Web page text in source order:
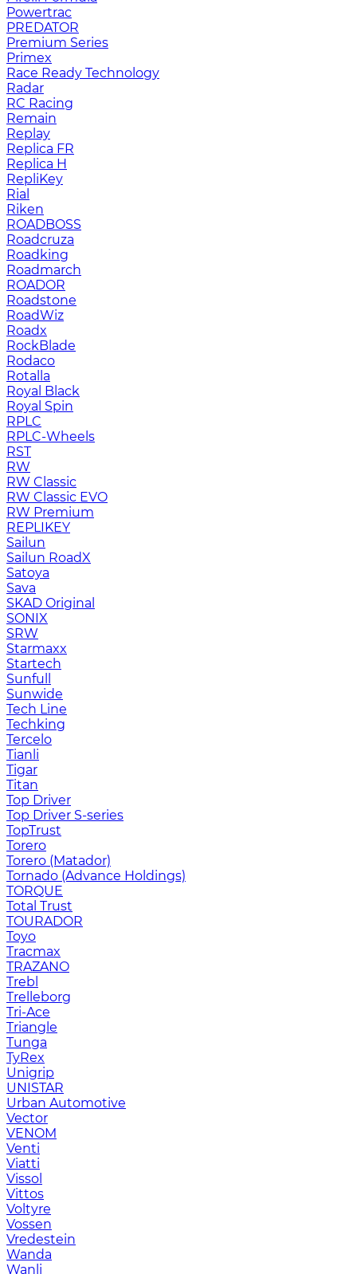
Powertrac
PREDATOR
Premium Series
Primex
Race Ready Technology
Radar
RC Racing
Remain
Replay
Replica FR
Replica H
RepliKey
Rial
Riken
ROADBOSS
Roadcruza
Roadking
Roadmarch
ROADOR
Roadstone
RoadWiz
Roadx
RockBlade
Rodaco
Rotalla
Royal Black
Royal Spin
RPLC
RPLC-Wheels
RST
RW
RW Classic
RW Classic EVO
RW Premium
RЕPLIKEY
Sailun
Sailun RoadX
Satoya
Sava
SKAD Original
SONIX
SRW
Starmaxx
Startech
Sunfull
Sunwide
Tech Line
Techking
Tercelo
Tianli
Tigar
Titan
Top Driver
Top Driver S-series
TopTrust
Torero
Torero (Matador)
Tornado (Advance Holdings)
TORQUE
Total Trust
TOURADOR
Toyo
Tracmax
TRAZANO
Trebl
Trelleborg
Tri-Ace
Triangle
Tunga
TyRex
Unigrip
UNISTAR
Urban Automotive
Vector
VENOM
Venti
Viatti
Vissol
Vittos
Voltyre
Vossen
Vredestein
Wanda
Wanli